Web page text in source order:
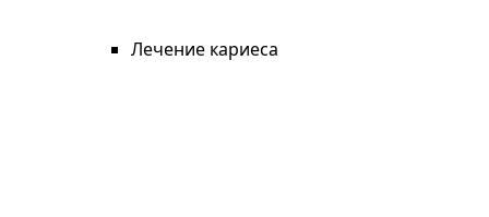
Лечение кариеса